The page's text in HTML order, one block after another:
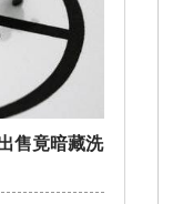
售竟暗藏洗